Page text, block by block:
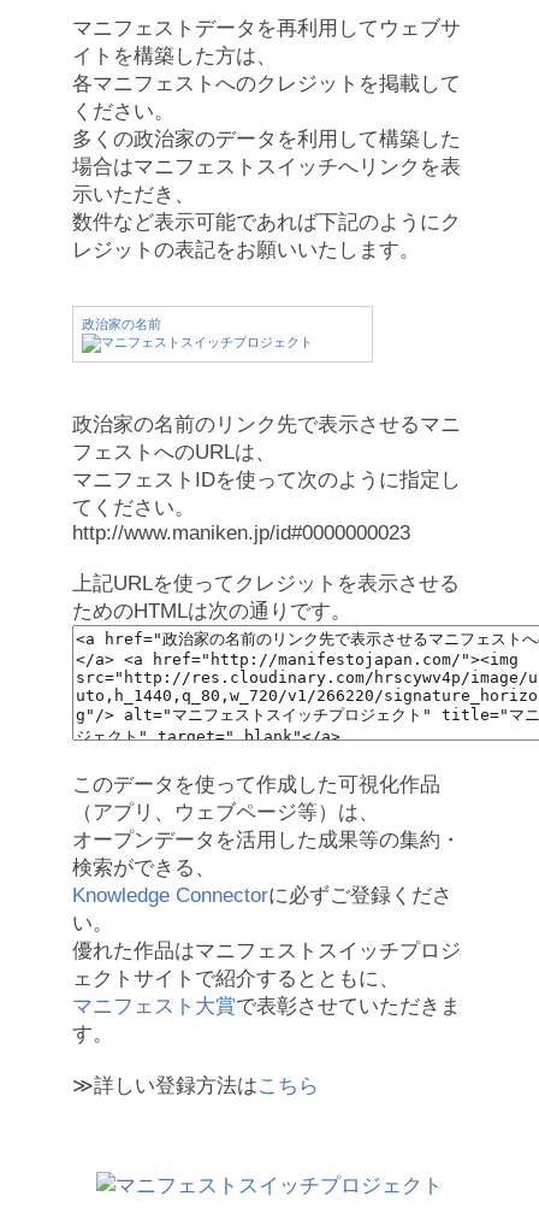
マニフェストデータを再利用してウェブサ
イトを構築した方は、
各マニフェストへのクレジットを掲載して
ください。
多くの政治家のデータを利用して構築した
場合はマニフェストスイッチへリンクを表
示いただき、
数件など表示可能であれば下記のようにク
レジットの表記をお願いいたします。
政治家の名前
政治家の名前のリンク先で表示させるマニ
フェストへのURLは、
マニフェストIDを使って次のように指定し
てください。
http://www.maniken.jp/id#0000000023
上記URLを使ってクレジットを表示させる
ためのHTMLは次の通りです。
このデータを使って作成した可視化作品
（アプリ、ウェブページ等）は、
オープンデータを活用した成果等の集約・
検索ができる、
Knowledge Connectorに必ずご登録くださ
い。
優れた作品はマニフェストスイッチプロジ
ェクトサイトで紹介するとともに、
マニフェスト大賞で表彰させていただきま
す。
≫詳しい登録方法はこちら